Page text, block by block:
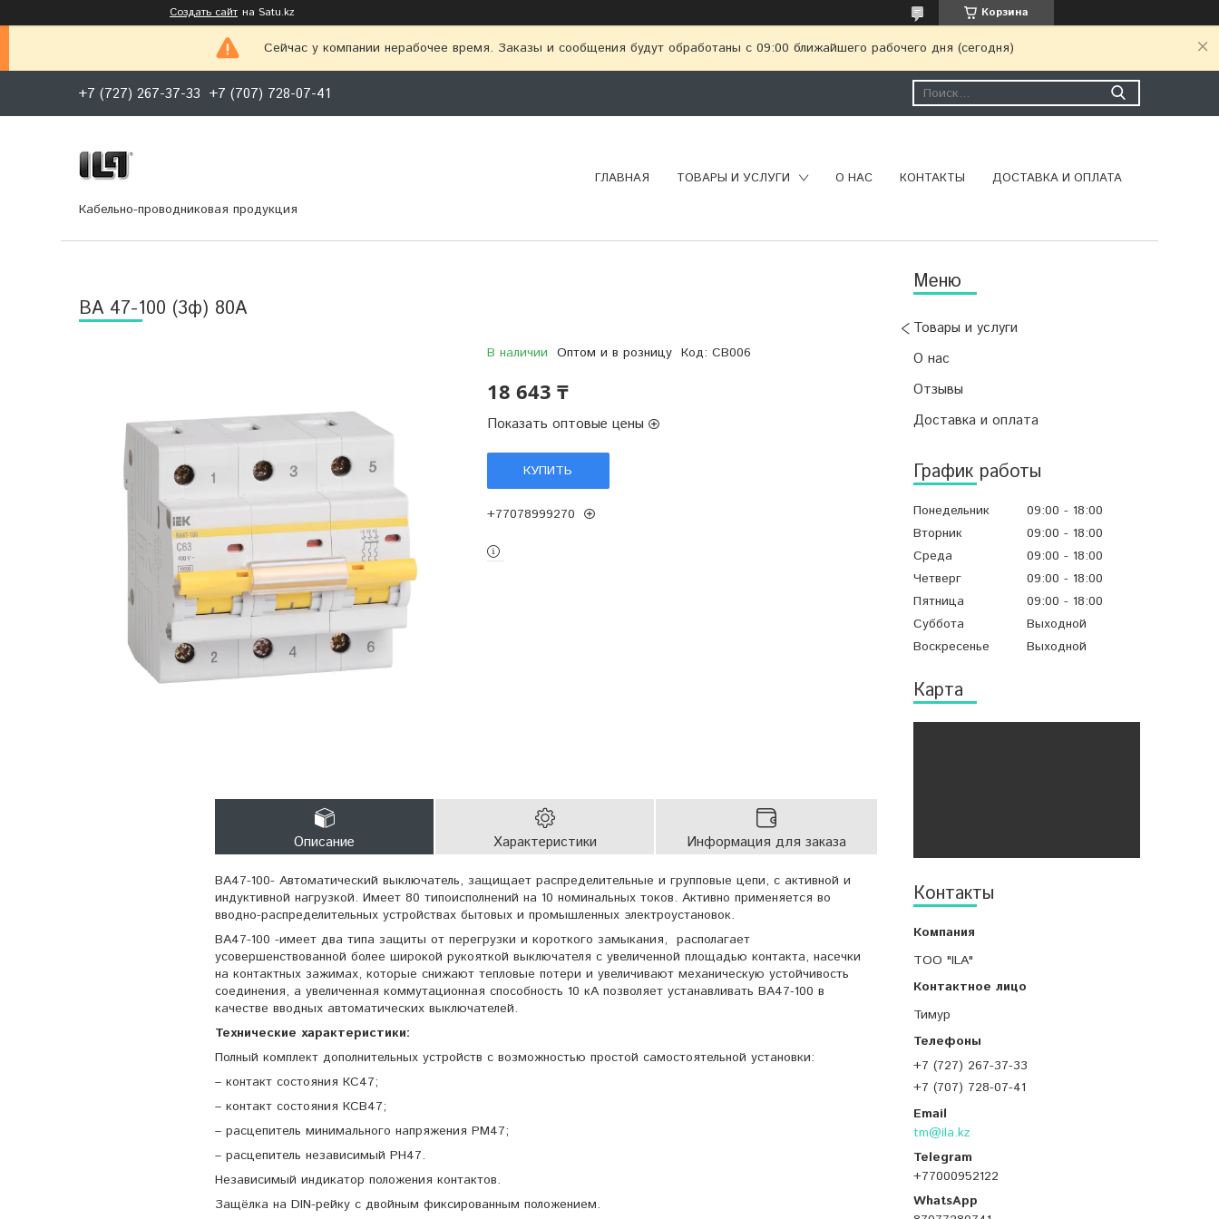
Создать сайт на Satu.kz Корзина
Сейчас у компании нерабочее время. Заказы и сообщения будут обработаны с 09:00 ближайшего рабочего дня (сегодня)
+7 (727) 267-37-33 +7 (707) 728-07-41
Кабельно-проводниковая продукция
ГЛАВНАЯ ТОВАРЫ И УСЛУГИ О НАС КОНТАКТЫ ДОСТАВКА И ОПЛАТА
Товары и услуги
О нас
Отзывы
Доставка и оплата
График работы
Понедельник 09:00
18:00
Вторник
09:00
18:00
Среда
09:00
18:00
Четверг
09:00
18:00
Пятница
09:00
18:00
Суббота
Выходной
Воскресенье
Выходной
Карта
Контакты
ТОО "ILA"
Тимур
+7 (727) 267-37-33
+7 (707) 728-07-41
tm@ila.kz
+77000952122
BА 47-100 (3ф) 80А
В наличии Оптом и в розницу Код: CB006
18 643 ₸
Показать оптовые цены
КУПИТЬ
+77078999270
Описание Характеристики Информация для заказа
ВА47-100- Автоматический выключатель, защищает распределительные и групповые цепи, с активной и
индуктивной нагрузкой. Имеет 80 типоисполнений на 10 номинальных токов. Активно применяется во
вводно-распределительных устройствах бытовых и промышленных электроустановок.
ВА47-100 -имеет два типа защиты от перегрузки и короткого замыкания, располагает
усовершенствованной более широкой рукояткой выключателя с увеличенной площадью контакта, насечки
на контактных зажимах, которые снижают тепловые потери и увеличивают механическую устойчивость
соединения, а увеличенная коммутационная способность 10 кА позволяет устанавливать ВА47-100 в
качестве вводных автоматических выключателей.
Технические характеристики:
Полный комплект дополнительных устройств с возможностью простой самостоятельной установки:
– контакт состояния КС47;
– контакт состояния КСВ47;
– расцепитель минимального напряжения РМ47;
– расцепитель независимый РН47.
Независимый индикатор положения контактов.
Защёлка на DIN-рейку с двойным фиксированным положением.